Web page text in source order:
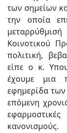
των σημείων
την οποία
Κοινοτικού
πολιτική,
είπε ο κ.
έχουμε μια
εφημερίδα
επόμενη
κανονισμούς.